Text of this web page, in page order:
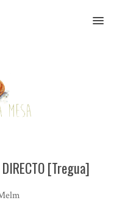
MENU
DIRECTO [Tregua]